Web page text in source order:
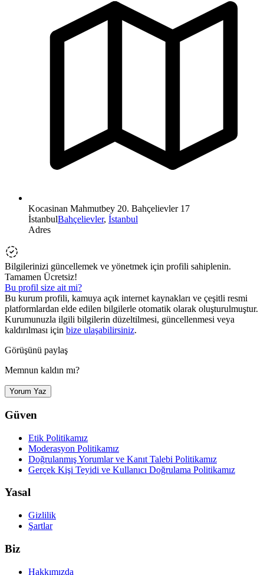
Kocasinan Mahmutbey 20. Bahçelievler 17
İstanbulBahçelievler, İstanbul
Adres
Bilgilerinizi güncellemek ve yönetmek için profili sahiplenin.
Tamamen Ücretsiz!
Bu profil size ait mi?
Bu kurum profili, kamuya açık internet kaynakları ve çeşitli resmi
platformlardan elde edilen bilgilerle otomatik olarak oluşturulmuştur.
Kurumunuzla ilgili bilgilerin düzeltilmesi, güncellenmesi veya
kaldırılması için bize ulaşabilirsiniz.
Görüşünü paylaş
Memnun kaldın mı?
Yorum Yaz
Güven
Etik Politikamız
Moderasyon Politikamız
Doğrulanmış Yorumlar ve Kanıt Talebi Politikamız
Gerçek Kişi Teyidi ve Kullanıcı Doğrulama Politikamız
Yasal
Gizlilik
Şartlar
Biz
Hakkımızda